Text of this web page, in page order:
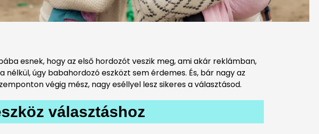
esnek, hogy az első hordozót veszik meg, ami akár reklámban,
úgy babahordozó eszközt sem érdemes. És, bár nagy az
végig mész, nagy eséllyel lesz sikeres a választásod.
választáshoz